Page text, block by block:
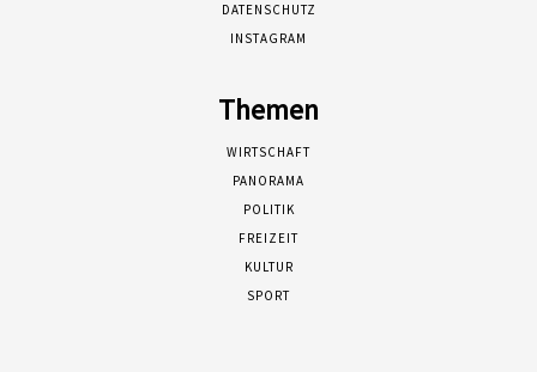
DATENSCHUTZ
INSTAGRAM
Themen
WIRTSCHAFT
PANORAMA
POLITIK
FREIZEIT
KULTUR
SPORT